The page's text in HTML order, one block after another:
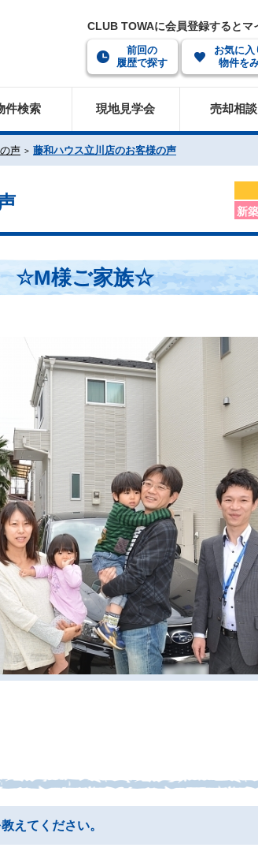
CLUB TOWAに会員登録するとマ
前回の
履歴で探す
お気に入
物件を
件検索 現地見学会 売却相談
声 藤和ハウス立川店のお客様の声
新
☆M様ご家族☆
えてください。